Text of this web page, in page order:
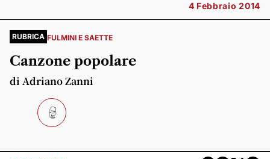
4 Febbraio 2014
RUBRICA FULMINI E SAETTE
Canzone popolare
di Adriano Zanni